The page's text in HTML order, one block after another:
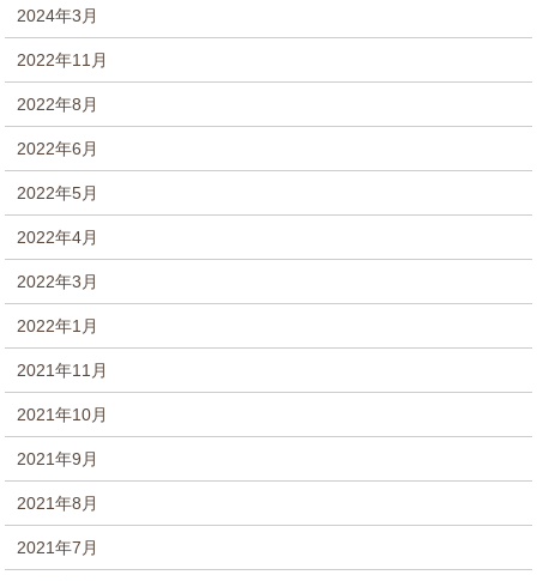
2024年3月
2022年11月
2022年8月
2022年6月
2022年5月
2022年4月
2022年3月
2022年1月
2021年11月
2021年10月
2021年9月
2021年8月
2021年7月